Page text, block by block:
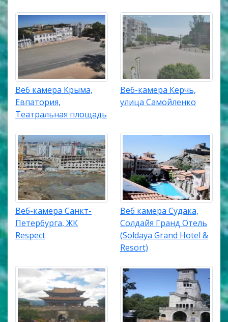
Веб камера Крыма,
Евпатория,
Театральная площадь
Веб-камера Керчь,
улица Самойленко
Веб-камера Санкт-
Петербурга, ЖК
Respect
Веб камера Судака,
Солдайя Гранд Отель
(Soldaya Grand Hotel &
Resort)